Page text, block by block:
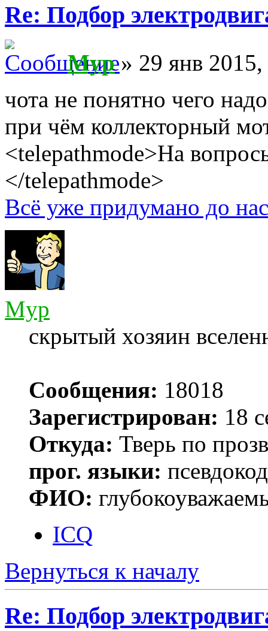
Re: Подбор
Myp» 29 янв 2015,
чота не понятно чего
при чём коллекторный
<telepathmode>На
</telepathmode>
Всё уже придумано до
Myp
скрытый хозяин
Сообщения: 18018
Зарегистрирован: 18
Откуда: Тверь по
прог. языки:
ФИО:
ICQ
Вернуться к началу
Re: Подбор